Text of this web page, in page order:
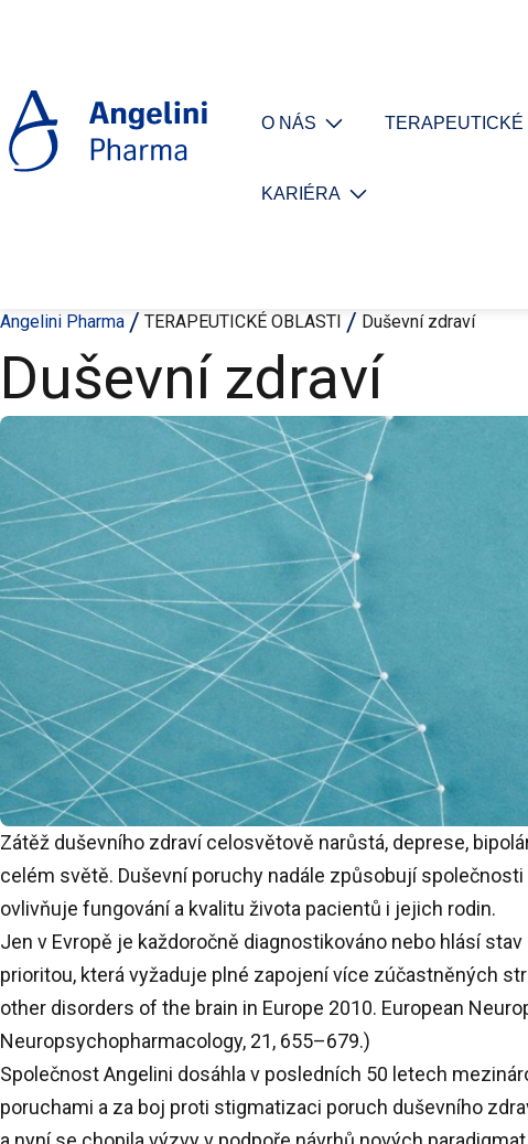
O NÁS TERAPEUTICKÉ
KARIÉRA
Angelini Pharma TERAPEUTICKÉ OBLASTI Duševní zdraví
Duševní zdraví
Zátěž duševního zdraví celosvětově narůstá, deprese,
celém světě. Duševní poruchy nadále způsobují
ovlivňuje fungování a kvalitu života pacientů i jejich rodin.
Jen v Evropě je každoročně diagnostikováno nebo hlásí
prioritou, která vyžaduje plné zapojení více zúčastněných
other disorders of the brain in Europe 2010. European
Neuropsychopharmacology, 21, 655–679.)
Společnost Angelini dosáhla v posledních 50 letech
poruchami a za boj proti stigmatizaci poruch duševního